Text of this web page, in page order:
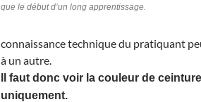
que le début d’un long apprentissage.
connaissance technique du pratiquant
à un autre.
Il faut donc voir la couleur de
uniquement.